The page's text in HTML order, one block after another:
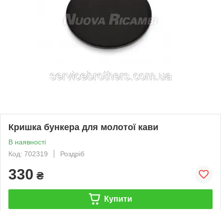
Кришка бункера для молотої кави
В наявності
Код: 702319
Роздріб
330 ₴
Купити